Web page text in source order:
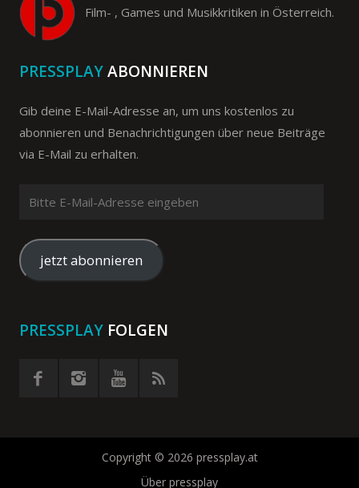
Film- , Games und Musikkritiken in Österreich.
PRESSPLAYABONNIEREN
Gib deine E-Mail-Adresse an, um uns kostenlos zu
abonnieren und Benachrichtigungen über neue Beiträge
via E-Mail zu erhalten.
Mail-
Adresse
eingeben
jetzt abonnieren
PRESSPLAY FOLGEN
Copyright © 2026 pressplay.at
Über pressplay